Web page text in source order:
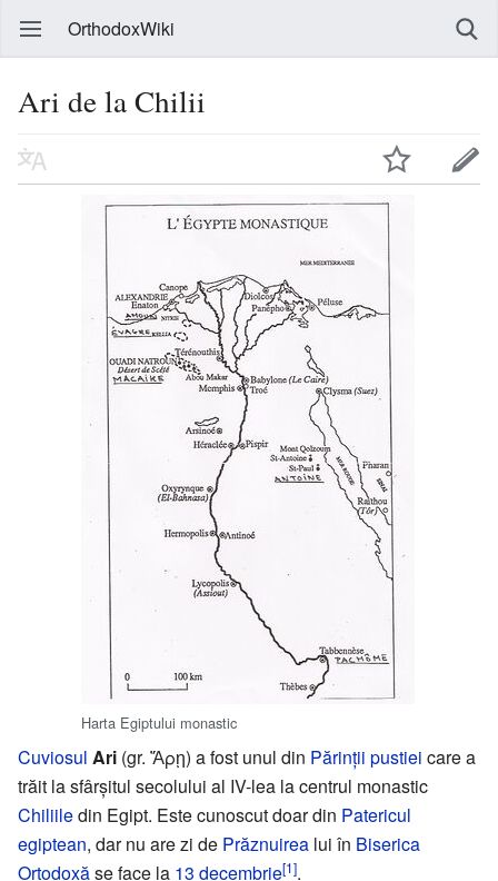
OrthodoxWiki
Ari de la Chilii
Harta Egiptului monastic
Cuviosul Ari (gr. Ἄρῃ) a fost unul din Părinții pustiei care a
trăit la sfârșitul secolului al IV-lea la centrul monastic
Chiliiledin Egipt. Este cunoscut doar din Patericul
egiptean, dar nu are zi de Prăznuirea lui în Biserica
Ortodoxăse face la 13 decembrie[1].